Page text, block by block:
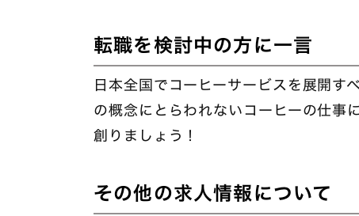
転職を検討中の方に一言
日本全国でコーヒーサービスを展開す
の概念にとらわれないコーヒーの仕事
創りましょう！
その他の求人情報について